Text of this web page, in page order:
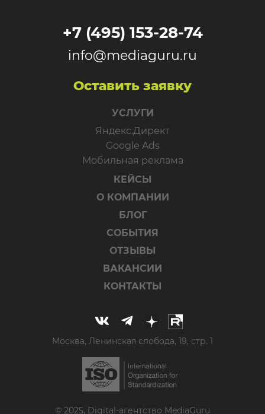
+7 (495) 153-28-74
info@mediaguru.ru
Оставить заявку
УСЛУГИ
Яндекс.Директ
Google Ads
Мобильная реклама
КЕЙСЫ
О КОМПАНИИ
БЛОГ
СОБЫТИЯ
ОТЗЫВЫ
ВАКАНСИИ
КОНТАКТЫ
Москва, Ленинская слобода, 19, стр. 1
© 2025, Digital-агентство MediaGuru